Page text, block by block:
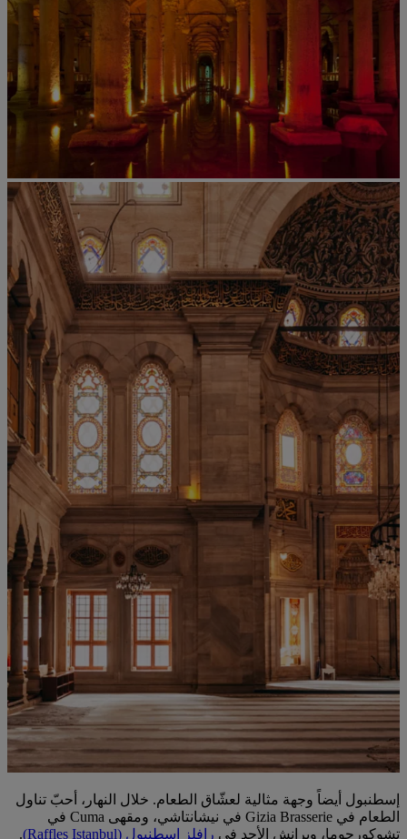
إسطنبول أيضاً وجهة مثالية لعشّاق الطعام. خلال النهار، أحبّ تناول
الطعام في Gizia Brasserie في نيشانتاشي، ومقهى Cuma في
تشوكورجوما، وبرانش الأحد في رافلز إسطنبول (Raffles Istanbul) .